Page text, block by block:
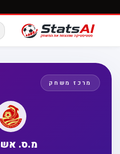
מרכז משחק
מ.ס.